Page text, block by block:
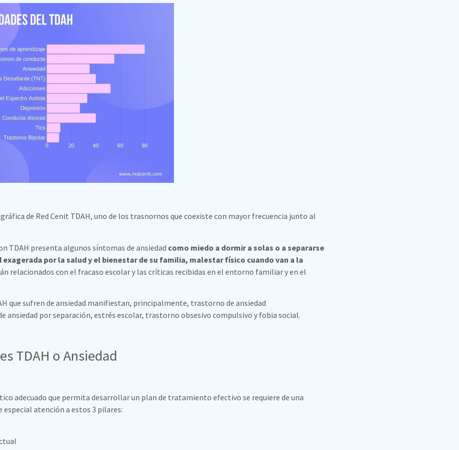
de Red Cenit TDAH, uno de los trasnornos que coexiste con mayor frecuencia junto al
TDAH presenta algunos síntomas de ansiedad como miedo a dormir a solas o a separarse
por la salud y el bienestar de su familia, malestar físico cuando van a la
relacionados con el fracaso escolar y las críticas recibidas en el entorno familiar y en el
que sufren de ansiedad manifiestan, principalmente, trastorno de ansiedad
ansiedad por separación, estrés escolar, trastorno obsesivo compulsivo y fobia social.
TDAH o Ansiedad
adecuado que permita desarrollar un plan de tratamiento efectivo se requiere de una
atención a estos 3 pilares: